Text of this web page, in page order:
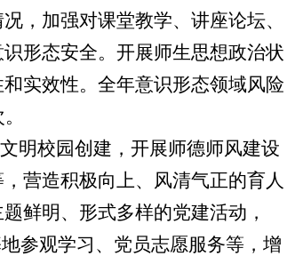
，加强对课堂教学、讲座论坛、
形态安全。开展师生思想政治状
实效性。 全年意识形态领域风险
明校园创建，开展师德师风建设
营造积极向上、风清气正的育人
鲜明、形式多样的党建活动，
参观学习、党员志愿服务等，增